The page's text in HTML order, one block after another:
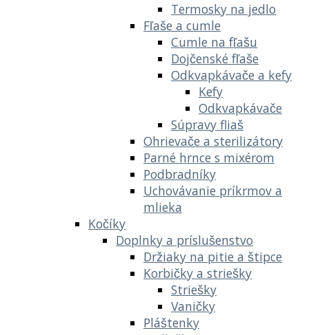
Termosky na jedlo
Fľaše a cumle
Cumle na fľašu
Dojčenské fľaše
Odkvapkávače a kefy
Kefy
Odkvapkávače
Súpravy fliaš
Ohrievače a sterilizátory
Parné hrnce s mixérom
Podbradníky
Uchovávanie príkrmov a
mlieka
Kočíky
Doplnky a príslušenstvo
Držiaky na pitie a štipce
Korbičky a striešky
Striešky
Vaničky
Pláštenky